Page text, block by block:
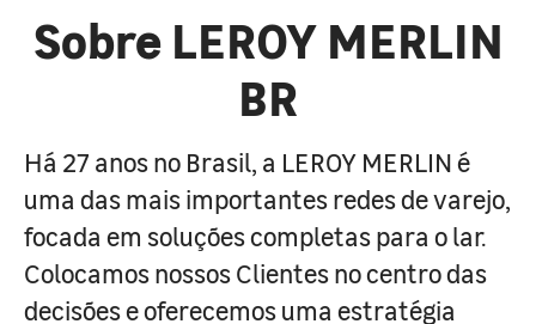
Sobre LEROY MERLIN
BR
Há 27 anos no Brasil, a LEROY MERLIN é
uma das mais importantes redes de varejo,
focada em soluções completas para o lar.
Colocamos nossos Clientes no centro das
decisões e oferecemos uma estratégia